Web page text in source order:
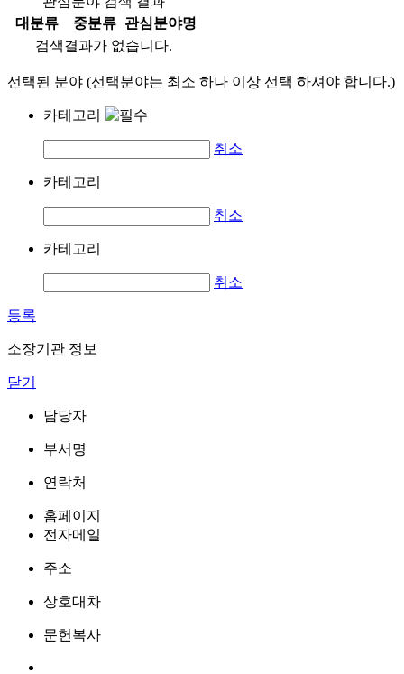
대분류
중분류
관심분야명
검색결과가 없습니다.
선택된 분야 (선택분야는 최소 하나 이상 선택 하셔야 합니다.)
카테고리
취소
카테고리
취소
카테고리
취소
등록
소장기관 정보
닫기
담당자
부서명
연락처
홈페이지
전자메일
주소
상호대차
문헌복사